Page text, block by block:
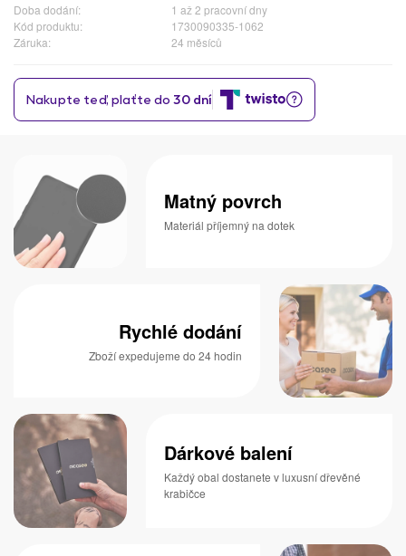
Doba dodání:
1 až 2 pracovní dny
Kód produktu:
1730090335-1062
Záruka:
24 měsíců
Matný povrch
Materiál příjemný na dotek
Rychlé dodání
Zboží expedujeme do 24 hodin
Dárkové balení
Každý obal dostanete v luxusní dřevěné
krabičce